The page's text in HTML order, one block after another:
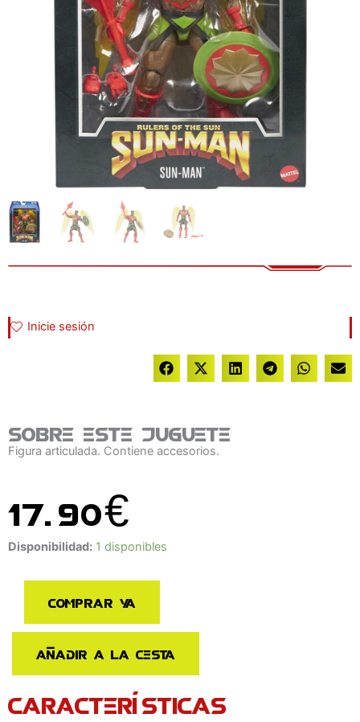
Inicie sesión
Sobre este juguete
Figura articulada. Contiene accesorios.
17.90€
Disponibilidad: 1 disponibles
Figura
Sun
Rulers
Masters
Comprar ya
Añadir a la cesta
CARACTERÍSTICAS